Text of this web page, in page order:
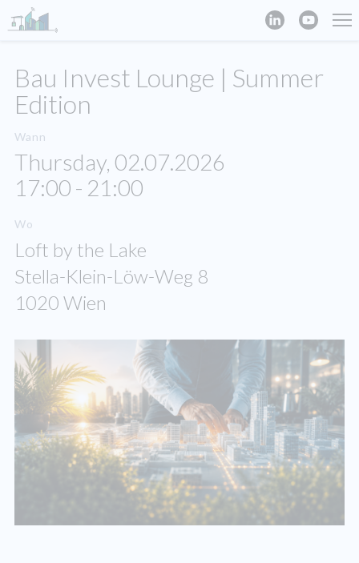
Bau Invest Lounge | Summer
Edition
Wann
Thursday, 02.07.2026
17:00 - 21:00
Wo
Loft by the Lake
Stella-Klein-Löw-Weg 8
1020 Wien